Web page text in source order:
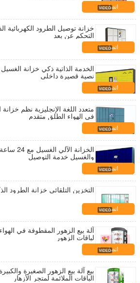
اتصل بنا
خزانة توصيل الطرود الكهربائية
التحكم عن بعد
اتصل بنا
الخدمة الذاتية ذكي خزانة
نصية قصيرة داخلي
اتصل بنا
متعدد اللغة الإنجليزية نظم
في الهواء الطلق متقدم
اتصل بنا
الخزانة
والغسيل خدمة التوصيل
اتصل بنا
التخزين التلقائي خزانة الطرود
اتصل بنا
لباقات الزهور
اتصل بنا
بيع آلة بيع الزهور الصغيرة
الباقات الملائمة لمتجر الأزهار